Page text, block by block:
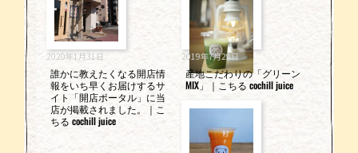
2020年1月31日
誰かに教えたくなる開店情
報をいち早くお届けするサ
イト「開店ポータル」に当
店が掲載されました。｜こ
ちる cochill juice
2019年7月29日
産地こだわりの「グリーン
MIX」｜こちる cochill juice